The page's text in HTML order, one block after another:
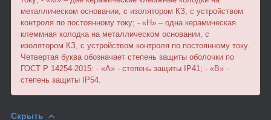
металлическом основании, с изолятором КЗ, с устройством
контроля по постоянному току; - «Н» – одна керамическая
клеммная колодка на металлическом основании, с
изолятором КЗ, с устройством контроля по постоянному току.
Четвертая буква обозначает степень защиты оболочки по
ГОСТ Р 14254-2015: - «А» - степень защиты IP41; - «В» -
степень защиты IP54.
Скрыть